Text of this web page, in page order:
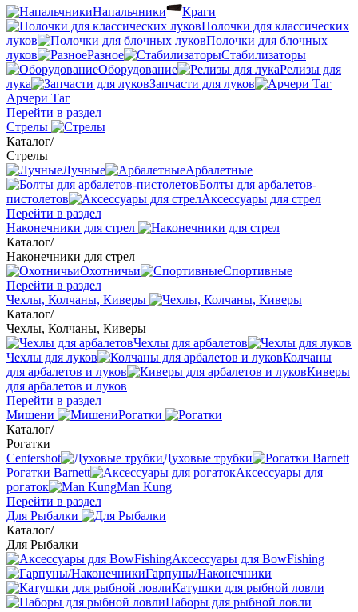
Напальчники
Краги
Полочки для классических
луков
Полочки для блочных
луков
Разное
Стабилизаторы
Оборудование
Релизы для
лука
Запчасти для луков
Арчери Таг
Перейти в раздел
Стрелы
Каталог/
Стрелы
Лучные
Арбалетные
Болты для арбалетов-
пистолетов
Аксессуары для стрел
Перейти в раздел
Наконечники для стрел
Каталог/
Наконечники для стрел
Охотничьи
Спортивные
Перейти в раздел
Чехлы, Колчаны, Киверы
Каталог/
Чехлы, Колчаны, Киверы
Чехлы для арбалетов
Чехлы для луков
Колчаны
для арбалетов и луков
Киверы
для арбалетов и луков
Перейти в раздел
Мишени
Рогатки
Каталог/
Рогатки
Centershot
Духовые трубки
Рогатки Barnett
Аксессуары для
рогаток
Man Kung
Перейти в раздел
Для Рыбалки
Каталог/
Для Рыбалки
Аксессуары для BowFishing
Гарпуны/Наконечники
Катушки для рыбной ловли
Наборы для рыбной ловли